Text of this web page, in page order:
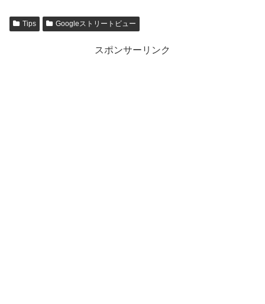
Tips Googleストリートビュー
スポンサーリンク